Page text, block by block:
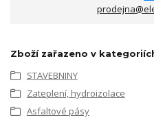
Zboží zařazeno v
STAVEBNINY
Zateplení, hydroizolace
Asfaltové pásy